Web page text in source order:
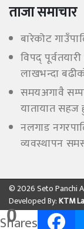
0
Shares
ताजा समाचार
बारेकोट
विपद्
लाखभन्दा
समयअगावै
यातायात सहज
नलगाड
व्यवस्थापन
© 2026 Seto Panchi
Developed By:KTM